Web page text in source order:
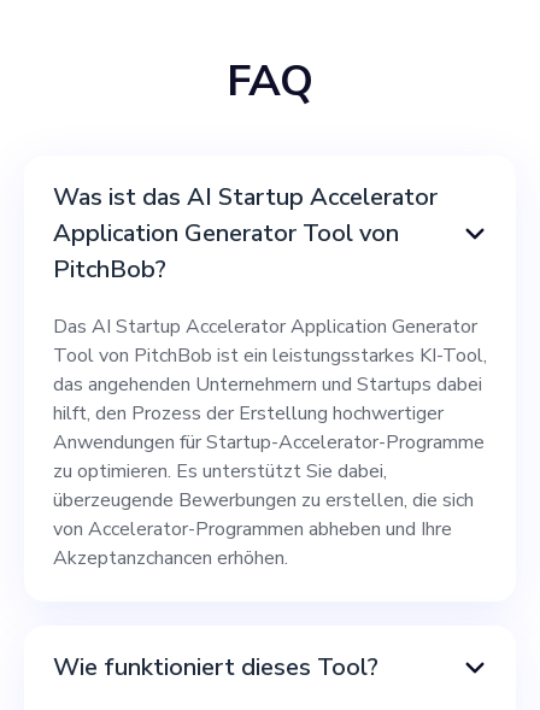
FAQ
Was ist das AI Startup Accelerator
Application Generator Tool von
PitchBob?
Das AI Startup Accelerator Application Generator
Tool von PitchBob ist ein leistungsstarkes KI-Tool,
das angehenden Unternehmern und Startups dabei
hilft, den Prozess der Erstellung hochwertiger
Anwendungen für Startup-Accelerator-Programme
zu optimieren. Es unterstützt Sie dabei,
überzeugende Bewerbungen zu erstellen, die sich
von Accelerator-Programmen abheben und Ihre
Akzeptanzchancen erhöhen.
Wie funktioniert dieses Tool?